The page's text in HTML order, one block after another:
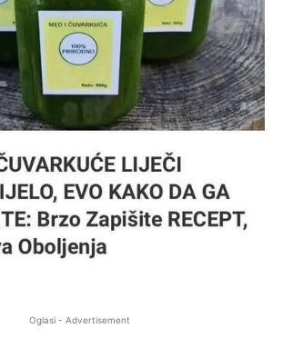
Oglasi - Advertisement